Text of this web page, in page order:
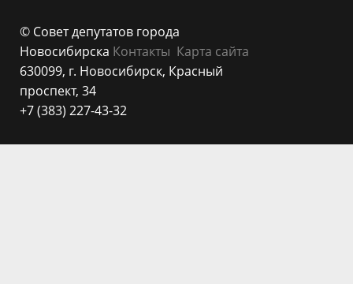
© Совет депутатов города
Новосибирска Контакты Карта сайта
630099, г. Новосибирск, Красный
проспект, 34
+7 (383) 227-43-32